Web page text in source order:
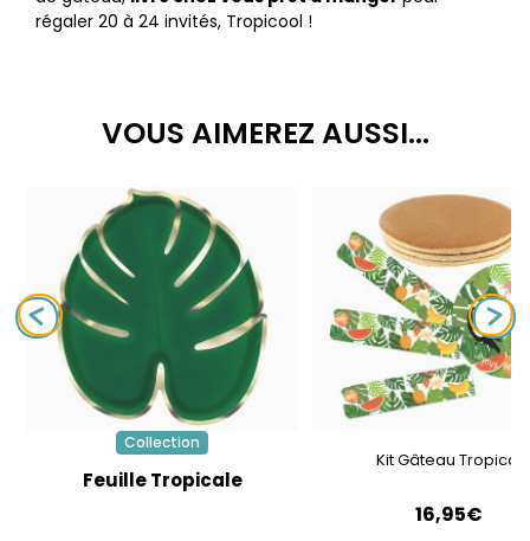
régaler 20 à 24 invités, Tropicool !
VOUS AIMEREZ AUSSI...
Collection
Feuille Tropicale
Kit Gâteau Tropical
16,95€